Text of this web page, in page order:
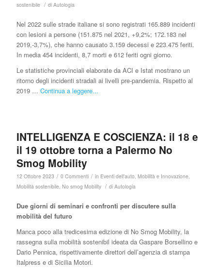
sostenibile / di Autologia
Nel 2022 sulle strade italiane si sono registrati 165.889 incidenti
con lesioni a persone (151.875 nel 2021, +9,2%; 172.183 nel
2019,-3,7%), che hanno causato 3.159 decessi e 223.475 feriti.
In media 454 incidenti, 8,7 morti e 612 feriti ogni giorno.
Le statistiche provinciali elaborate da ACI e Istat mostrano un
ritorno degli incidenti stradali ai livelli pre-pandemia. Rispetto al
2019 … Continua a leggere...
INTELLIGENZA E COSCIENZA: il 18 e
il 19 ottobre torna a Palermo No
Smog Mobility
12 Ottobre 2023 / 0 Commenti / in Eventi dell'auto, Mobilità e Innovazione,
Mobilità sostenibile, No smog Mobility / di Autologia
Due giorni di seminari e confronti per discutere sulla
mobilità del futuro
Manca poco alla tredicesima edizione di No Smog Mobility, la
rassegna sulla mobilità sostenibil ideata da Gaspare Borsellino e
Dario Pennica, rispettivamente direttori dell’agenzia di stampa
Italpress e di Sicilia Motori.